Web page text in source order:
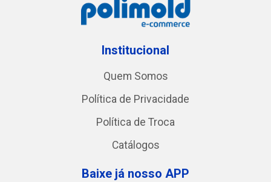
Institucional
Quem Somos
Política de Privacidade
Política de Troca
Catálogos
Baixe já nosso APP